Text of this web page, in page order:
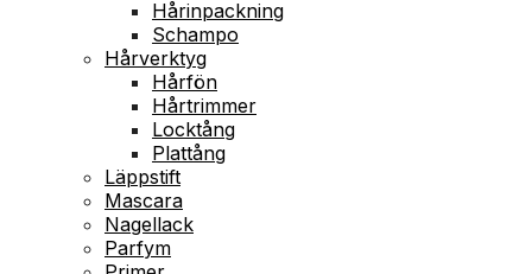
Hårinpackning
Schampo
Hårverktyg
Hårfön
Hårtrimmer
Locktång
Plattång
Läppstift
Mascara
Nagellack
Parfym